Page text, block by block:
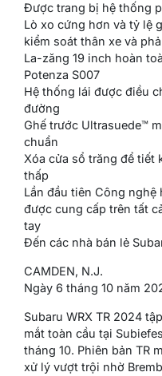
Được trang bị hệ thống
Lò xo cứng hơn và tỷ lệ
kiểm soát thân xe và
La-zăng 19 inch hoàn
Potenza S007
Hệ thống lái được điều
đường
Ghế trước Ultrasuede™
chuẩn
Xóa cửa sổ trăng để tiết
thấp
Lần đầu tiên Công
được cung cấp trên tất
tay
Đến các nhà bán lẻ
CAMDEN, N.J.
Ngày 6 tháng 10 năm
Subaru WRX TR 2024
mắt toàn cầu tại
tháng 10. Phiên bản TR
xử lý vượt trội nhờ